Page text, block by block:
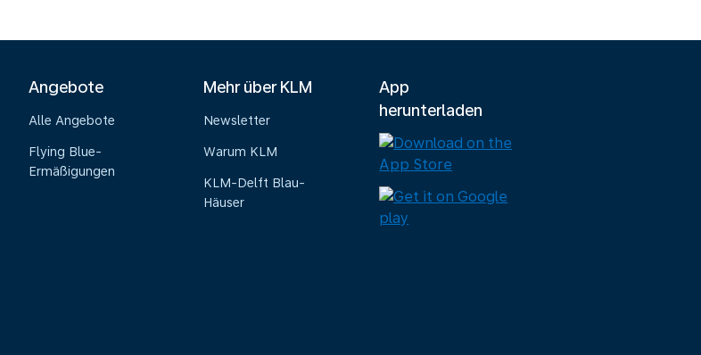
Angebote
Alle Angebote
Flying Blue-
Ermäßigungen
Mehr über KLM
Newsletter
Warum KLM
KLM-Delft Blau-
Häuser
App
herunterladen